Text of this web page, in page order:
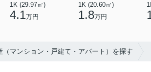
1K (29.97㎡)
4.1万円
1K (20.60㎡)
1.8万円
マンション・戸建て・アパート）を探す